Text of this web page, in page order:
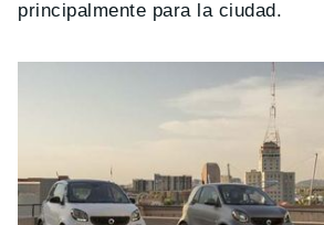
principalmente para la ciudad.